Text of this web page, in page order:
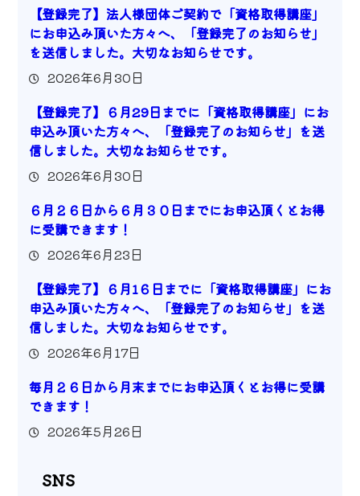
【登録完了】法人様団体ご契約で「資格取得講座」
にお申込み頂いた方々へ、「登録完了のお知らせ」
を送信しました。大切なお知らせです。
2026年6月30日
【登録完了】６月29日までに「資格取得講座」にお
申込み頂いた方々へ、「登録完了のお知らせ」を送
信しました。大切なお知らせです。
2026年6月30日
６月２６日から６月３０日までにお申込頂くとお得
に受講できます！
2026年6月23日
【登録完了】６月1６日までに「資格取得講座」にお
申込み頂いた方々へ、「登録完了のお知らせ」を送
信しました。大切なお知らせです。
2026年6月17日
毎月２６日から月末までにお申込頂くとお得に受講
できます！
2026年5月26日
SNS